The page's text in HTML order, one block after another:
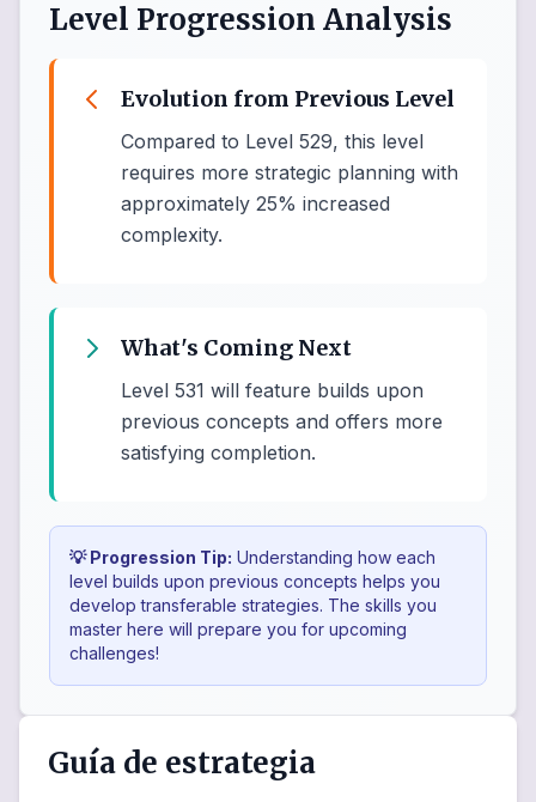
Level Progression Analysis
Evolution from Previous Level
Compared to Level 529, this level
requires more strategic planning with
approximately 25% increased
complexity.
What's Coming Next
Level 531 will feature builds upon
previous concepts and offers more
satisfying completion.
💡 Progression Tip: Understanding how each
level builds upon previous concepts helps you
develop transferable strategies. The skills you
master here will prepare you for upcoming
challenges!
Guía de estrategia